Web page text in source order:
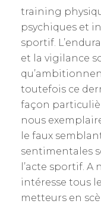
training
psychiques et
sportif.
et la vigilance
toutefois ce
façon
nous
le faux
sentimentales
l’acte sportif. A
intéresse tous
metteurs en